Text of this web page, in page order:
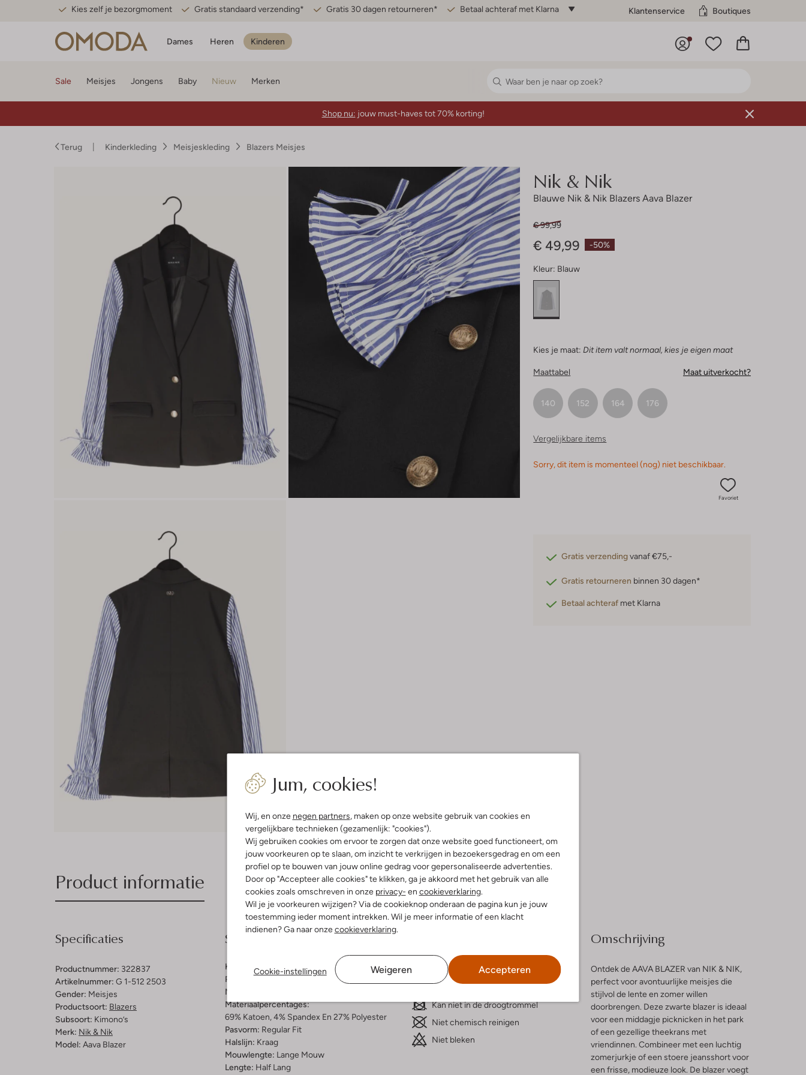
Kies zelf je bezorgmoment Gratis standaard verzending* Gratis 30 dagen retourneren* Betaal achteraf met Klarna Klantenservice Boutiques
Dames Heren Kinderen
Jum, cookies!
Wij, en onze negen partners, maken op onze website gebruik van cookies en
vergelijkbare technieken (gezamenlijk: "cookies").
Wij gebruiken cookies om ervoor te zorgen dat onze website goed functioneert, om
jouw voorkeuren op te slaan, om inzicht te verkrijgen in bezoekersgedrag en om een
profiel op te bouwen van jouw online gedrag voor gepersonaliseerde advertenties.
Door op "Accepteer alle cookies" te klikken, ga je akkoord met het gebruik van alle
cookies zoals omschreven in onze privacy- en cookieverklaring.
Wil je je voorkeuren wijzigen? Via de cookieknop onderaan de pagina kun je jouw
toestemming ieder moment intrekken. Wil je meer informatie of een klacht
indienen? Ga naar onzecookieverklaring.
Cookie-instellingen Weigeren Accepteren
Sale Meisjes Jongens Baby Nieuw Merken
Shop nu: jouw must-haves tot 70% korting!
Terug Kinderkleding Meisjeskleding Blazers Meisjes
Nik & Nik
Blauwe Nik & Nik Blazers Aava Blazer
-50%
€ 99,99
€ 49,99
Kleur: Blauw
Kies je maat: Dit item valt normaal, kies je eigen maat
Maattabel Maat uitverkocht?
140 152 164 176
Vergelijkbare items
Sorry, dit item is momenteel (nog) niet beschikbaar.
Favoriet
Gratis verzendingvanaf €75,-
Gratis retourneren binnen 30 dagen*
Betaal achteraf met Klarna
Product informatie Bezorgen & retourneren
Specificaties
Productnummer: 322837
Artikelnummer: G 1-512 2503
Gender: Meisjes
Productsoort: Blazers
Subsoort: Kimono’s
Merk: Nik & Nik
Model: Aava Blazer
Samenstelling & Pasvorm
Kleur:
Blauw
Patroon:
Materiaal:
Materiaalpercentages:
69% Katoen, 4% Spandex En 27% Polyester
Pasvorm: Regular Fit
Halslijn: Kraag
Mouwlengte: Lange Mouw
Lengte: Half Lang
Beperkt wassen op 30 °C
Kan niet in de droogtrommel
Niet chemisch reinigen
Niet bleken
Omschrijving
Ontdek de AAVA BLAZER van NIK & NIK,
perfect voor avontuurlijke meisjes die
stijlvol de lente en zomer willen
doorbrengen. Deze zwarte blazer is ideaal
voor een middagje picknicken in het park
of een gezellige theekrans met
vriendinnen. Combineer met een luchtig
zomerjurkje of een stoere jeansshort voor
een frisse, modieuze look. De blazer voegt